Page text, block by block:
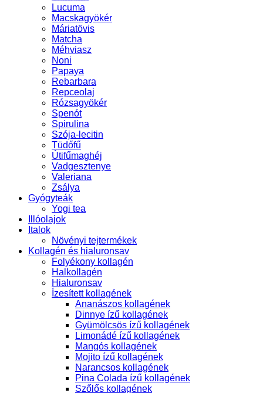
Lucuma
Macskagyökér
Máriatövis
Matcha
Méhviasz
Noni
Papaya
Rebarbara
Repceolaj
Rózsagyökér
Spenót
Spirulina
Szója-lecitin
Tüdőfű
Útifűmaghéj
Vadgesztenye
Valeriana
Zsálya
Gyógyteák
Yogi tea
Illóolajok
Italok
Növényi tejtermékek
Kollagén és hialuronsav
Folyékony kollagén
Halkollagén
Hialuronsav
Ízesített kollagének
Ananászos kollagének
Dinnye ízű kollagének
Gyümölcsös ízű kollagének
Limonádé ízű kollagének
Mangós kollagének
Mojito ízű kollagének
Narancsos kollagének
Pina Colada ízű kollagének
Szőlős kollagének